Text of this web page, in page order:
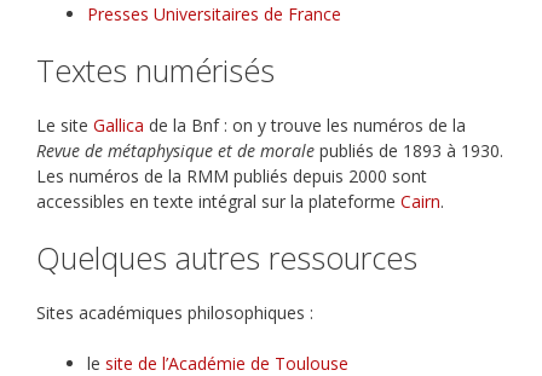
Presses Universitaires de France
Textes numérisés
Le site Gallica de la Bnf : on y trouve les numéros de la
Revue de métaphysique et de morale publiés de 1893 à 1930.
Les numéros de la RMM publiés depuis 2000 sont
accessibles en texte intégral sur la plateforme Cairn.
Quelques autres ressources
Sites académiques philosophiques :
le site de l’Académie de Toulouse